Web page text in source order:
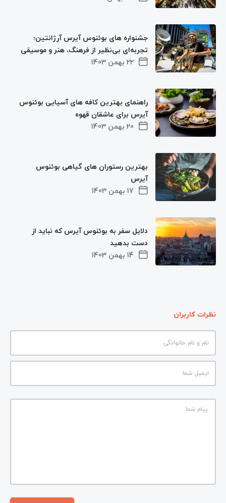
22 بهمن 1403
جشنواره‌ های بوئنوس آیرس آرژانتین؛
تجربه‌ای بی‌نظیر از فرهنگ، هنر و موسیقی
20 بهمن 1403
راهنمای بهترین کافه های آسیایی بوئنوس
آیرس برای عاشقان قهوه
17 بهمن 1403
بهترین رستوران‌ های گیاهی بوئنوس
آیرس
14 بهمن 1403
دلایل سفر به بوئنوس آیرس که نباید از
دست بدهید
نظرات کاربران